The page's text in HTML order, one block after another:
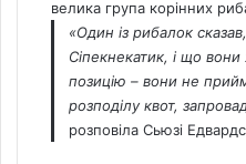
велика група корінних
«Один із рибалок
Сіпекнекатик, і що
позицію – вони не
розподілу квот,
розповіла Сьюзі